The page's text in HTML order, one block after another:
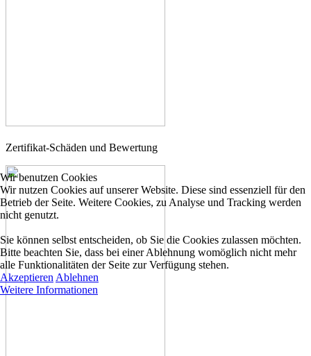
Zertifikat-Schäden und Bewertung
Wir benutzen Cookies
Wir nutzen Cookies auf unserer Website. Diese sind essenziell für den
Betrieb der Seite. Weitere Cookies, zu Analyse und Tracking werden
nicht genutzt.
Sie können selbst entscheiden, ob Sie die Cookies zulassen möchten.
Bitte beachten Sie, dass bei einer Ablehnung womöglich nicht mehr
alle Funktionalitäten der Seite zur Verfügung stehen.
Akzeptieren Ablehnen
Weitere Informationen